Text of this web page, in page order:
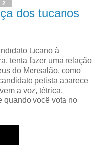
dos tucanos
tucano à
tenta fazer uma relação
do Mensalão, como
petista aparece
a voz, tétrica,
quando você vota no